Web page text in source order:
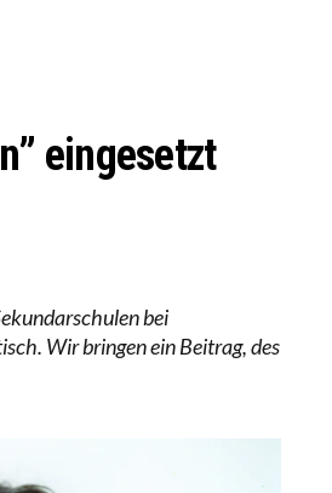
eingesetzt
bei
Wir bringen ein Beitrag, des